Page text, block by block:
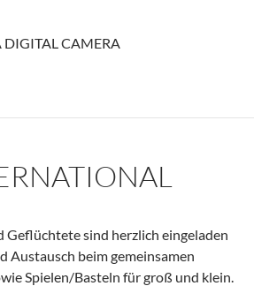
Geflüchtete sind herzlich eingeladen
Austausch beim gemeinsamen
Spielen/Basteln für groß und klein.